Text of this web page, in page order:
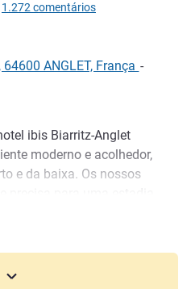
ALL)
1.272 comentários
ANGLET, França -
ibis Biarritz-Anglet
moderno e acolhedor,
e da baixa. Os nossos
o profissionalismo e a
disponíveis para tornar a
gratuito, bar